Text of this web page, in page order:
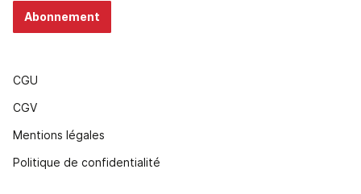
Abonnement
CGU
CGV
Mentions légales
Politique de confidentialité